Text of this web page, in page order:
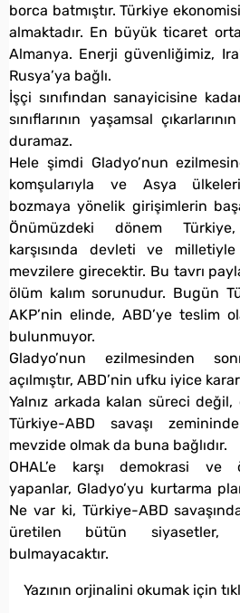
borca batmıştır. Türkiye
almaktadır. En büyük ticaret
Almanya. Enerji güvenliğimiz,
Rusya’ya bağlı.
İşçi sınıfından sanayicisine
sınıflarının yaşamsal
duramaz.
Hele şimdi Gladyo’nun
komşularıyla ve Asya
bozmaya yönelik girişimlerin
Önümüzdeki dönem
karşısında devleti ve
mevzilere girecektir. Bu tavrı
ölüm kalım sorunudur. Bugün
AKP’nin elinde, ABD’ye teslim
bulunmuyor.
Gladyo’nun ezilmesinden
açılmıştır, ABD’nin ufku iyice
Yalnız arkada kalan süreci
Türkiye-ABD savaşı
mevzide olmak da buna bağlıdır.
OHAL’e karşı demokrasi ve
yapanlar, Gladyo’yu kurtarma
Ne var ki, Türkiye-ABD
üretilen bütün siyasetler,
bulmayacaktır.
Yazının orjinalini okumak için